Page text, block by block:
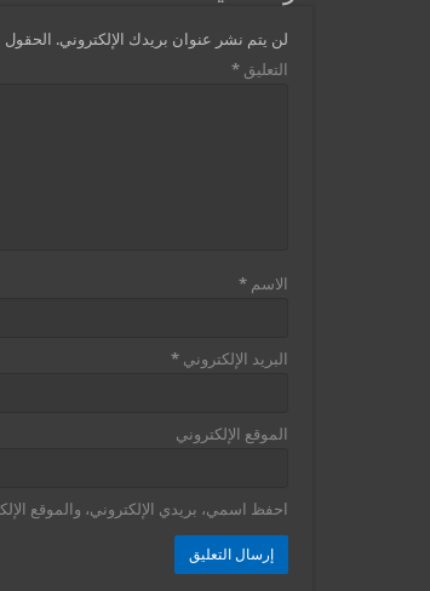
لن يتم نشر عنوان بريدك الإلكتروني. الحقول
التعليق *
الاسم *
البريد الإلكتروني *
الموقع الإلكتروني
احفظ اسمي، بريدي الإلكتروني، والموقع